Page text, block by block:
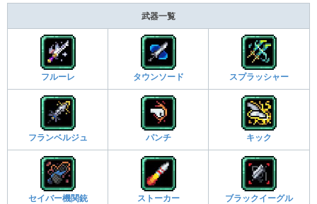
武器一覧
フルーレ タウンソード スプラッシャー
フランベルジュ パンチ キック
セイバー機関銃 ストーカー ブラックイーグル